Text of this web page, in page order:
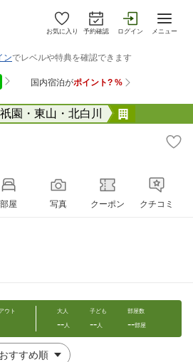
お気に入り 予約確認 ログイン メニュー
祇園・東山・北白川
部屋 写真 クーポン クチコミ
ウト 大人
--人
子ども
--人
部屋数
--部屋